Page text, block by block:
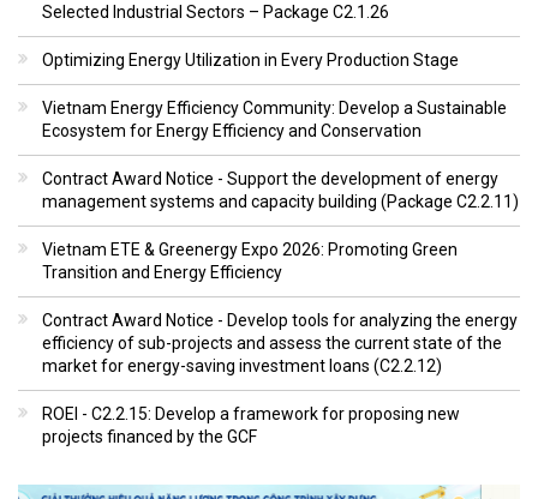
Selected Industrial Sectors – Package C2.1.26
Optimizing Energy Utilization in Every Production Stage
Vietnam Energy Efficiency Community: Develop a Sustainable
Ecosystem for Energy Efficiency and Conservation
Contract Award Notice - Support the development of energy
management systems and capacity building (Package C2.2.11)
Vietnam ETE & Greenergy Expo 2026: Promoting Green
Transition and Energy Efficiency
Contract Award Notice - Develop tools for analyzing the energy
efficiency of sub-projects and assess the current state of the
market for energy-saving investment loans (C2.2.12)
ROEI - C2.2.15: Develop a framework for proposing new
projects financed by the GCF